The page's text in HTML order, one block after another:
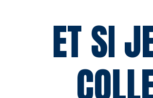
ET SI